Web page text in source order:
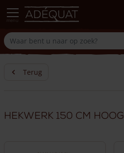
Terug
Hekwerk 150 cm hoog